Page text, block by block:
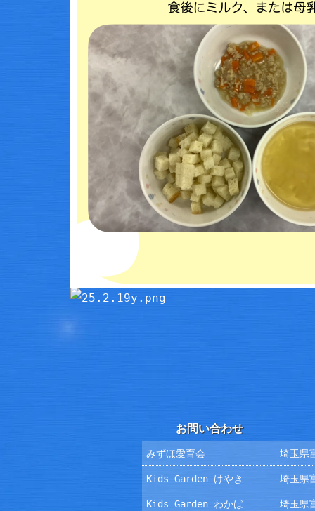
お問い合わせ
みずほ愛育会 埼玉県
Kids Garden けやき 埼玉県
Kids Garden わかば 埼玉県